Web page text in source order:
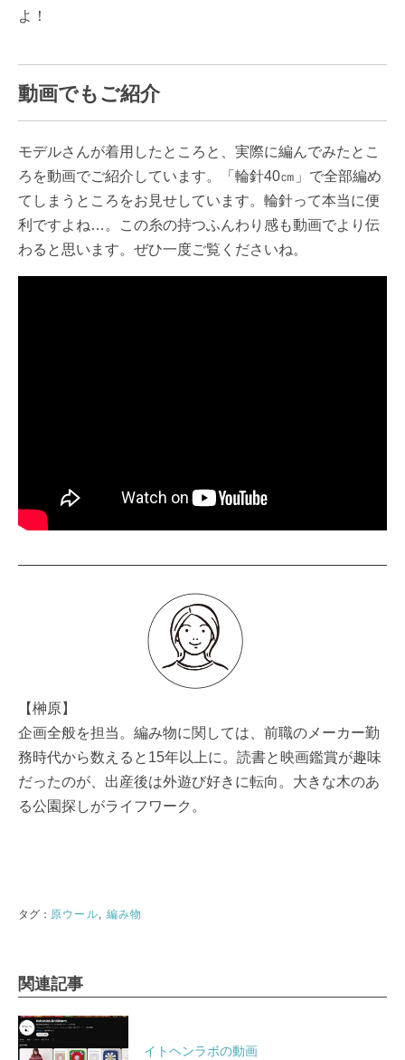
よ！
動画でもご紹介
モデルさんが着用したところと、実際に編んでみたとこ
ろを動画でご紹介しています。「輪針40㎝」で全部編め
てしまうところをお見せしています。輪針って本当に便
利ですよね…。この糸の持つふんわり感も動画でより伝
わると思います。ぜひ一度ご覧くださいね。
【榊原】
企画全般を担当。編み物に関しては、前職のメーカー勤
務時代から数えると15年以上に。読書と映画鑑賞が趣味
だったのが、出産後は外遊び好きに転向。大きな木のあ
る公園探しがライフワーク。
原ウール 編み物
関連記事
イトヘンラボの動画